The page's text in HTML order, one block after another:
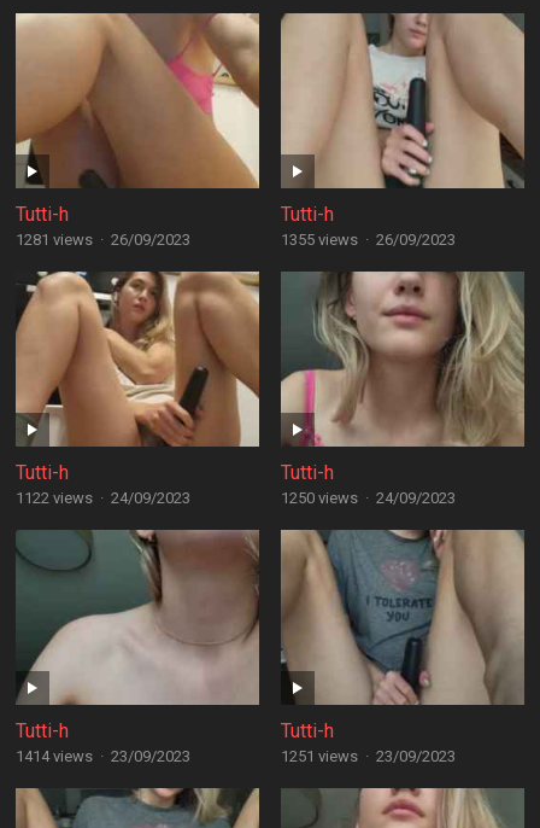
Tutti-h
1281 views · 26/09/2023
Tutti-h
1355 views · 26/09/2023
Tutti-h
1122 views · 24/09/2023
Tutti-h
1250 views · 24/09/2023
Tutti-h
1414 views · 23/09/2023
Tutti-h
1251 views · 23/09/2023